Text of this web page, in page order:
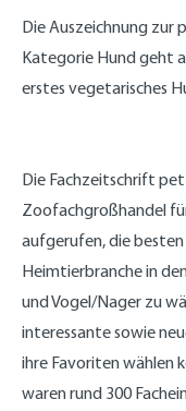
Die Auszeichnung zur
Kategorie Hund geht
erstes vegetarisches
Die Fachzeitschrift
Zoofachgroßhandel
aufgerufen, die
Heimtierbranche in
und Vogel/Nager zu
interessante sowie
ihre Favoriten wählen
waren rund 300